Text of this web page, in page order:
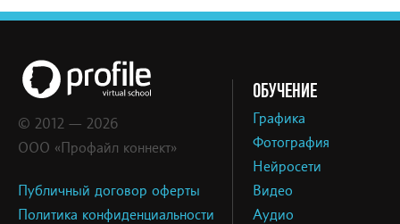
© 2012 — 2026
ООО «Профайл коннект»
Публичный договор оферты
Политика конфиденциальности
ОБУЧЕНИЕ
Графика
Фотография
Нейросети
Видео
Аудио